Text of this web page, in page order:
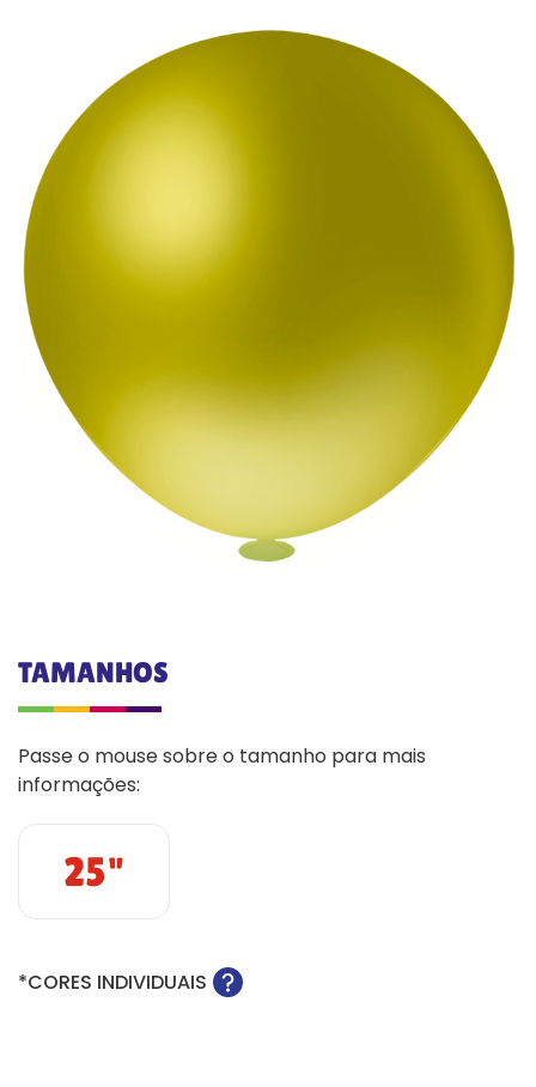
TAMANHOS
Passe o mouse sobre o tamanho para mais
informações:
25"
*CORES INDIVIDUAIS